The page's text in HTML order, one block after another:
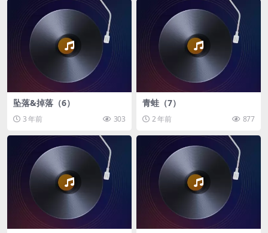
坠落&掉落（6）
3 年前 303
青蛙（7）
2 年前 877